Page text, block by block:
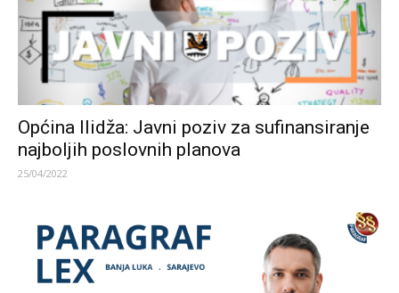
Općina Ilidža: Javni poziv za sufinansiranje
najboljih poslovnih planova
25/04/2022